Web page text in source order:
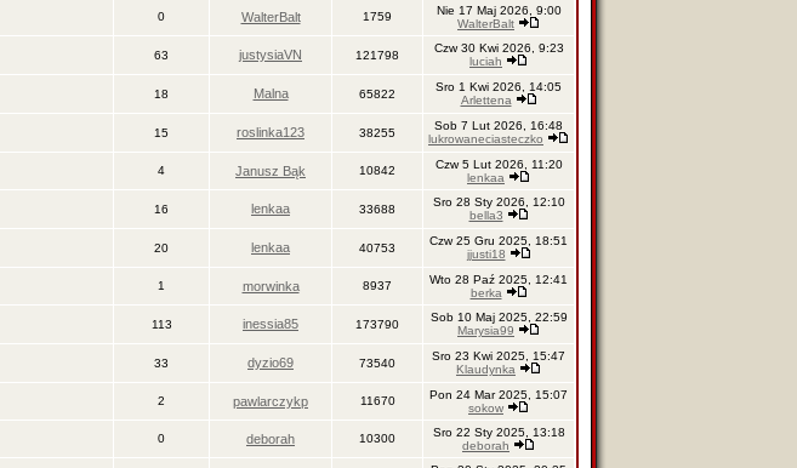
0 WalterBalt 1759
Nie 17 Maj 2026, 9:00
WalterBalt
63 justysiaVN 121798
Czw 30 Kwi 2026, 9:23
luciah
18 Malna 65822
Sro 1 Kwi 2026, 14:05
Arlettena
15 roslinka123 38255
Sob 7 Lut 2026, 16:48
lukrowaneciasteczko
4 Janusz Bąk 10842
Czw 5 Lut 2026, 11:20
lenkaa
16 lenkaa 33688
Sro 28 Sty 2026, 12:10
bella3
20 lenkaa 40753
Czw 25 Gru 2025, 18:51
jjusti18
1 morwinka 8937
Wto 28 Paź 2025, 12:41
berka
113 inessia85 173790
Sob 10 Maj 2025, 22:59
Marysia99
33 dyzio69 73540
Sro 23 Kwi 2025, 15:47
Klaudynka
2 pawlarczykp 11670
Pon 24 Mar 2025, 15:07
sokow
0 deborah 10300
Sro 22 Sty 2025, 13:18
deborah